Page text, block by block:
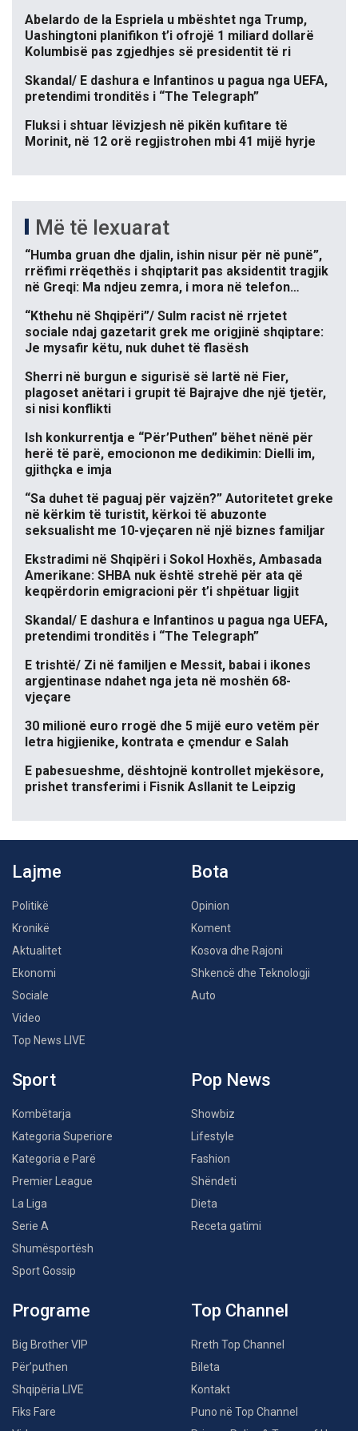
Abelardo de la Espriela u mbështet nga Trump,
Uashingtoni planifikon t’i ofrojë 1 miliard dollarë
Kolumbisë pas zgjedhjes së presidentit të ri
Skandal/ E dashura e Infantinos u pagua nga UEFA,
pretendimi tronditës i “The Telegraph”
Fluksi i shtuar lëvizjesh në pikën kufitare të
Morinit, në 12 orë regjistrohen mbi 41 mijë hyrje
Më të lexuarat
“Humba gruan dhe djalin, ishin nisur për në punë”,
rrëfimi rrëqethës i shqiptarit pas aksidentit tragjik
në Greqi: Ma ndjeu zemra, i mora në telefon…
“Kthehu në Shqipëri”/ Sulm racist në rrjetet
sociale ndaj gazetarit grek me origjinë shqiptare:
Je mysafir këtu, nuk duhet të flasësh
Sherri në burgun e sigurisë së lartë në Fier,
plagoset anëtari i grupit të Bajrajve dhe një tjetër,
si nisi konflikti
Ish konkurrentja e “Për’Puthen” bëhet nënë për
herë të parë, emocionon me dedikimin: Dielli im,
gjithçka e imja
“Sa duhet të paguaj për vajzën?” Autoritetet greke
në kërkim të turistit, kërkoi të abuzonte
seksualisht me 10-vjeçaren në një biznes familjar
Ekstradimi në Shqipëri i Sokol Hoxhës, Ambasada
Amerikane: SHBA nuk është strehë për ata që
keqpërdorin emigracioni për t’i shpëtuar ligjit
Skandal/ E dashura e Infantinos u pagua nga UEFA,
pretendimi tronditës i “The Telegraph”
E trishtë/ Zi në familjen e Messit, babai i ikones
argjentinase ndahet nga jeta në moshën 68-
vjeçare
30 milionë euro rrogë dhe 5 mijë euro vetëm për
letra higjienike, kontrata e çmendur e Salah
E pabesueshme, dështojnë kontrollet mjekësore,
prishet transferimi i Fisnik Asllanit te Leipzig
Lajme
Politikë
Kronikë
Aktualitet
Ekonomi
Sociale
Video
Top News LIVE
Bota
Opinion
Koment
Kosova dhe Rajoni
Shkencë dhe Teknologji
Auto
Sport
Kombëtarja
Kategoria Superiore
Kategoria e Parë
Premier League
La Liga
Serie A
Shumësportësh
Sport Gossip
Pop News
Showbiz
Lifestyle
Fashion
Shëndeti
Dieta
Receta gatimi
Programe
Big Brother VIP
Për’puthen
Shqipëria LIVE
Fiks Fare
Top Channel
Rreth Top Channel
Bileta
Kontakt
Puno në Top Channel